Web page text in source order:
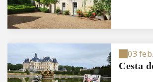
03
Cesta